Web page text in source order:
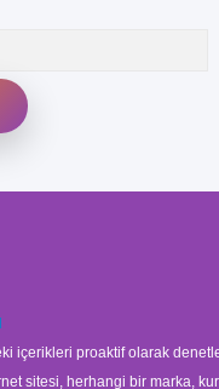
içerikleri proaktif olarak
sitesi, herhangi bir marka,